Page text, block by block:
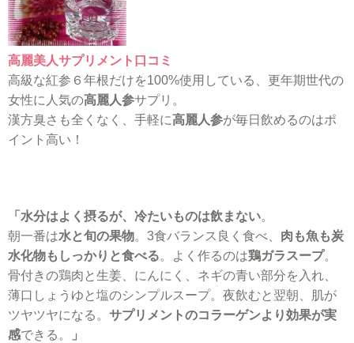
高麗美人サプリメント口コミ
高級な紅参６年根だけを100%使用している、更年期世代の
女性に人気の高麗人参サプリ。
漢方臭さも全くなく、手軽に高麗人参が毎日飲めるのはポ
イント高い！
「水分はよく摂るが、冷たいものは飲まない。
朝一番は水と旬の果物。3食バランス良く食べ、 肉も魚も炭
水化物もしっかりと食べる。よく作るのは鶏ガラスープ。
骨付きの鶏肉と生姜、にんにく、ネギの青い部分を入れ、
薄口しょうゆと塩のシンプルスープ。夜飲むと翌朝、肌が
ツヤツヤになる。 サプリメントのコラーゲンより効果が実
感できる。 」